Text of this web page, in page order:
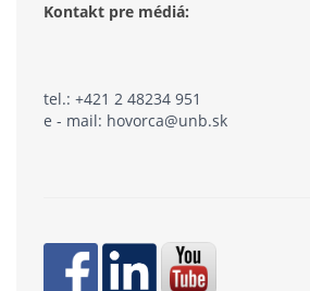
Kontakt pre médiá:
tel.: +421 2 48234 951
e - mail: hovorca@unb.sk